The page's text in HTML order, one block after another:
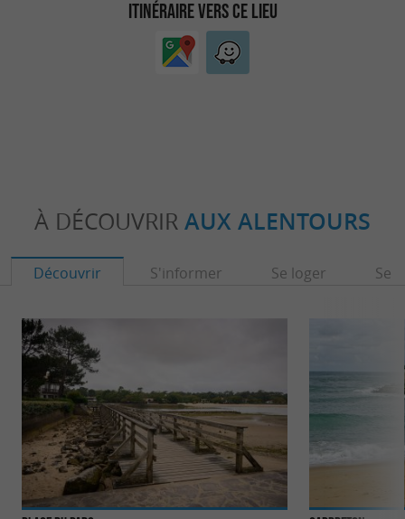
ITINÉRAIRE VERS CE LIEU
À DÉCOUVRIR AUX ALENTOURS
Découvrir S'informer Se loger Se